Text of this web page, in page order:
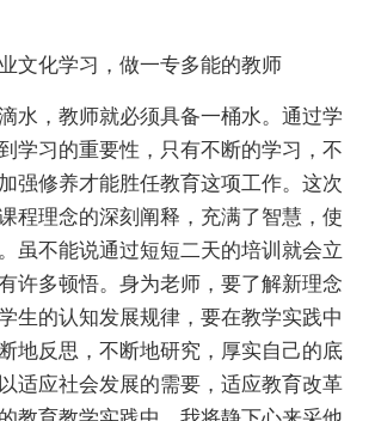
文化学习，做一专多能的教师
水，教师就必须具备一桶水。通过学
学习的重要性，只有不断的学习，不
强修养才能胜任教育这项工作。这次
程理念的深刻阐释，充满了智慧，使
虽不能说通过短短二天的培训就会立
许多顿悟。身为老师，要了解新理念
生的认知发展规律，要在教学实践中
地反思，不断地研究，厚实自己的底
适应社会发展的需要，适应教育改革